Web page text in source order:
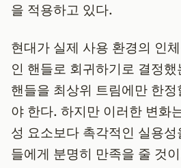
을 적용하고 있다.
현대가 실제 사용 환경의 인
인 핸들로 회귀하기로 결정
핸들을 최상위 트림에만 한
야 한다. 하지만 이러한 변화
성 요소보다 촉각적인 실용
들에게 분명히 만족을 줄 것